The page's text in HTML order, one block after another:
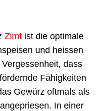
Zimt ist die optimale
und heissen
dass
Fähigkeiten
Gewürz oftmals als
In einer